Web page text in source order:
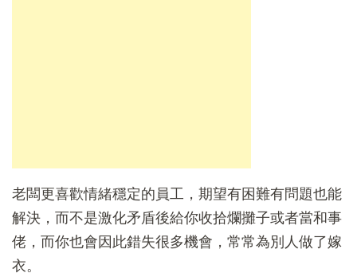
老闆更喜歡情緒穩定的員工，期望有困難有問題也能
解決，而不是激化矛盾後給你收拾爛攤子或者當和事
佬，而你也會因此錯失很多機會，常常為別人做了嫁
衣。